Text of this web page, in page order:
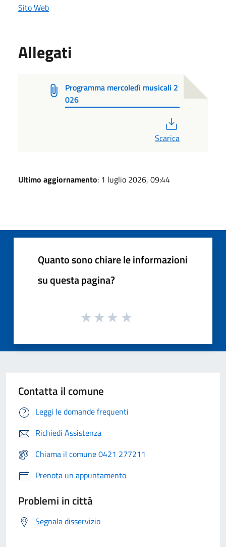
Sito Web
Allegati
Programma mercoledì musicali 2
026
Scarica
Ultimo aggiornamento: 1 luglio 2026, 09:44
Quanto sono chiare le informazioni
su questa pagina?
Contatta il comune
Leggi le domande frequenti
Richiedi Assistenza
Chiama il comune 0421 277211
Prenota un appuntamento
Problemi in città
Segnala disservizio